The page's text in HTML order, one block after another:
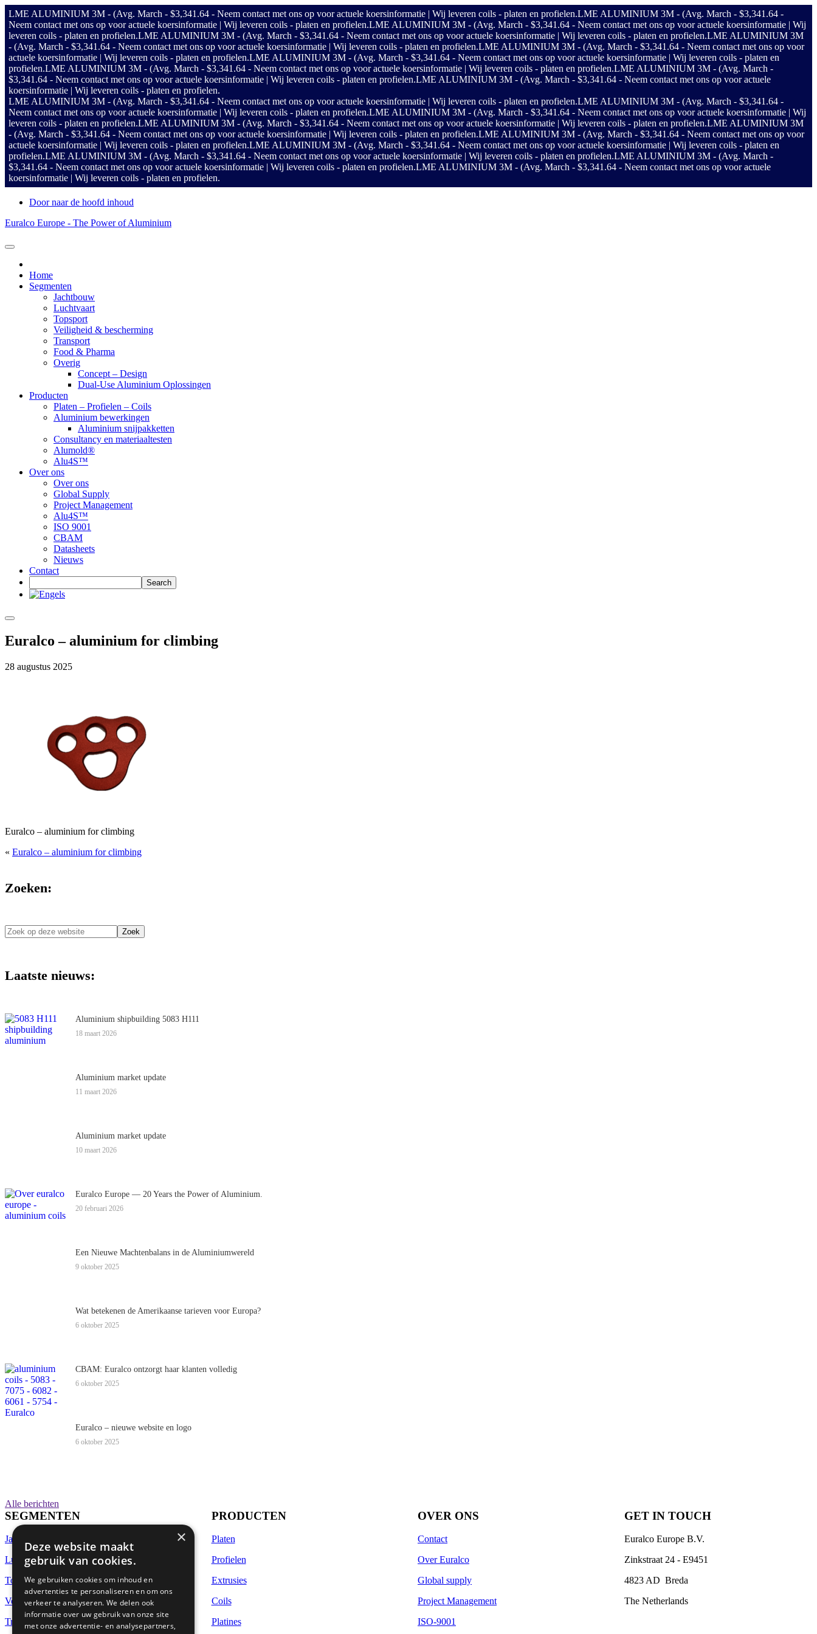
LME ALUMINIUM 3M - (Avg. March - $3,341.64 - Neem contact met ons op voor actuele koersinformatie | Wij leveren coils - platen en profielen.LME ALUMINIUM 3M - (Avg. March - $3,341.64 -
Neem contact met ons op voor actuele koersinformatie | Wij leveren coils - platen en profielen.LME ALUMINIUM 3M - (Avg. March - $3,341.64 - Neem contact met ons op voor actuele koersinformatie | Wij
leveren coils - platen en profielen.LME ALUMINIUM 3M - (Avg. March - $3,341.64 - Neem contact met ons op voor actuele koersinformatie | Wij leveren coils - platen en profielen.LME ALUMINIUM 3M
- (Avg. March - $3,341.64 - Neem contact met ons op voor actuele koersinformatie | Wij leveren coils - platen en profielen.LME ALUMINIUM 3M - (Avg. March - $3,341.64 - Neem contact met ons op voor
actuele koersinformatie | Wij leveren coils - platen en profielen.LME ALUMINIUM 3M - (Avg. March - $3,341.64 - Neem contact met ons op voor actuele koersinformatie | Wij leveren coils - platen en
profielen.LME ALUMINIUM 3M - (Avg. March - $3,341.64 - Neem contact met ons op voor actuele koersinformatie | Wij leveren coils - platen en profielen.LME ALUMINIUM 3M - (Avg. March -
$3,341.64 - Neem contact met ons op voor actuele koersinformatie | Wij leveren coils - platen en profielen.LME ALUMINIUM 3M - (Avg. March - $3,341.64 - Neem contact met ons op voor actuele
koersinformatie | Wij leveren coils - platen en profielen.
LME ALUMINIUM 3M - (Avg. March - $3,341.64 - Neem contact met ons op voor actuele koersinformatie | Wij leveren coils - platen en profielen.LME ALUMINIUM 3M - (Avg. March - $3,341.64 -
Neem contact met ons op voor actuele koersinformatie | Wij leveren coils - platen en profielen.LME ALUMINIUM 3M - (Avg. March - $3,341.64 - Neem contact met ons op voor actuele koersinformatie | Wij
leveren coils - platen en profielen.LME ALUMINIUM 3M - (Avg. March - $3,341.64 - Neem contact met ons op voor actuele koersinformatie | Wij leveren coils - platen en profielen.LME ALUMINIUM 3M
- (Avg. March - $3,341.64 - Neem contact met ons op voor actuele koersinformatie | Wij leveren coils - platen en profielen.LME ALUMINIUM 3M - (Avg. March - $3,341.64 - Neem contact met ons op voor
actuele koersinformatie | Wij leveren coils - platen en profielen.LME ALUMINIUM 3M - (Avg. March - $3,341.64 - Neem contact met ons op voor actuele koersinformatie | Wij leveren coils - platen en
profielen.LME ALUMINIUM 3M - (Avg. March - $3,341.64 - Neem contact met ons op voor actuele koersinformatie | Wij leveren coils - platen en profielen.LME ALUMINIUM 3M - (Avg. March -
$3,341.64 - Neem contact met ons op voor actuele koersinformatie | Wij leveren coils - platen en profielen.LME ALUMINIUM 3M - (Avg. March - $3,341.64 - Neem contact met ons op voor actuele
koersinformatie | Wij leveren coils - platen en profielen.
Door naar de hoofd inhoud
Euralco Europe - The Power of Aluminium
Header
Rechts
Home
Segmenten
Jachtbouw
Luchtvaart
Topsport
Veiligheid & bescherming
Transport
Food & Pharma
Overig
Concept – Design
Dual-Use Aluminium Oplossingen
Producten
Platen – Profielen – Coils
Aluminium bewerkingen
Aluminium snijpakketten
Consultancy en materiaaltesten
Alumold®
Alu4S™
Over ons
Over ons
Global Supply
Project Management
Alu4S™
ISO 9001
CBAM
Datasheets
Nieuws
Contact
Euralco – aluminium for climbing
28 augustus 2025
Euralco – aluminium for climbing
« Euralco – aluminium for climbing
Zoeken:
Zoek
op
Laatste nieuws:
Aluminium shipbuilding 5083 H111
18 maart 2026
Aluminium market update
11 maart 2026
Aluminium market update
10 maart 2026
Euralco Europe — 20 Years the Power of Aluminium.
20 februari 2026
Een Nieuwe Machtenbalans in de Aluminiumwereld
9 oktober 2025
Wat betekenen de Amerikaanse tarieven voor Europa?
6 oktober 2025
CBAM: Euralco ontzorgt haar klanten volledig
6 oktober 2025
Euralco – nieuwe website en logo
6 oktober 2025
Alle berichten
SEGMENTEN
Jachtbouw
Luchtvaart
Topsports
Veiligheid & bescherming
Transport
PRODUCTEN
Platen
Profielen
Extrusies
Coils
Platines
OVER ONS
Contact
Over Euralco
Global supply
Project Management
ISO-9001
GET IN TOUCH
Euralco Europe B.V.
Zinkstraat 24 - E9451
4823 AD Breda
The Netherlands
×
Deze website maakt
gebruik van cookies.
We gebruiken cookies om inhoud en
advertenties te personaliseren en om ons
verkeer te analyseren. We delen ook
informatie over uw gebruik van onze site
met onze advertentie- en analysepartners,